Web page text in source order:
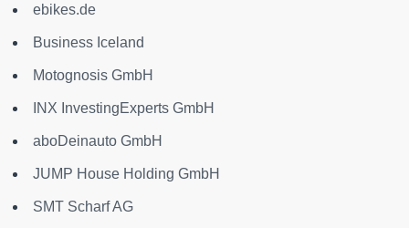
ebikes.de
Business Iceland
Motognosis GmbH
INX InvestingExperts GmbH
aboDeinauto GmbH
JUMP House Holding GmbH
SMT Scharf AG